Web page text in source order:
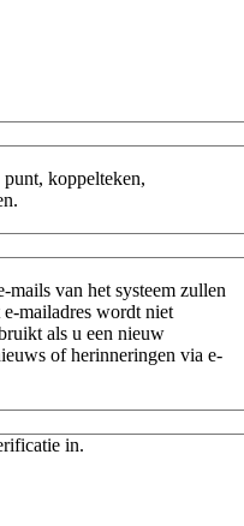
punt, koppelteken,
mails van het systeem zullen
mailadres wordt niet
als u een nieuw
of herinneringen via e-
in.